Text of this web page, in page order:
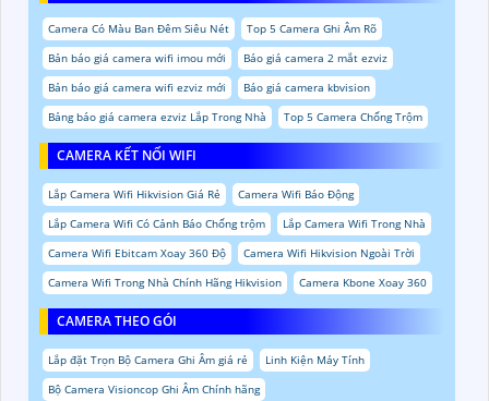
Camera Có Màu Ban Đêm Siêu Nét
Top 5 Camera Ghi Âm Rõ
Bản báo giá camera wifi imou mới
Báo giá camera 2 mắt ezviz
Bản báo giá camera wifi ezviz mới
Báo giá camera kbvision
Bảng báo giá camera ezviz Lắp Trong Nhà
Top 5 Camera Chống Trộm
CAMERA KẾT NỐI WIFI
Lắp Camera Wifi Hikvision Giá Rẻ
Camera Wifi Báo Động
Lắp Camera Wifi Có Cảnh Báo Chống trộm
Lắp Camera Wifi Trong Nhà
Camera Wifi Ebitcam Xoay 360 Độ
Camera Wifi Hikvision Ngoài Trời
Camera Wifi Trong Nhà Chính Hãng Hikvision
Camera Kbone Xoay 360
CAMERA THEO GÓI
Lắp đặt Trọn Bộ Camera Ghi Âm giá rẻ
Linh Kiện Máy Tính
Bộ Camera Visioncop Ghi Âm Chính hãng